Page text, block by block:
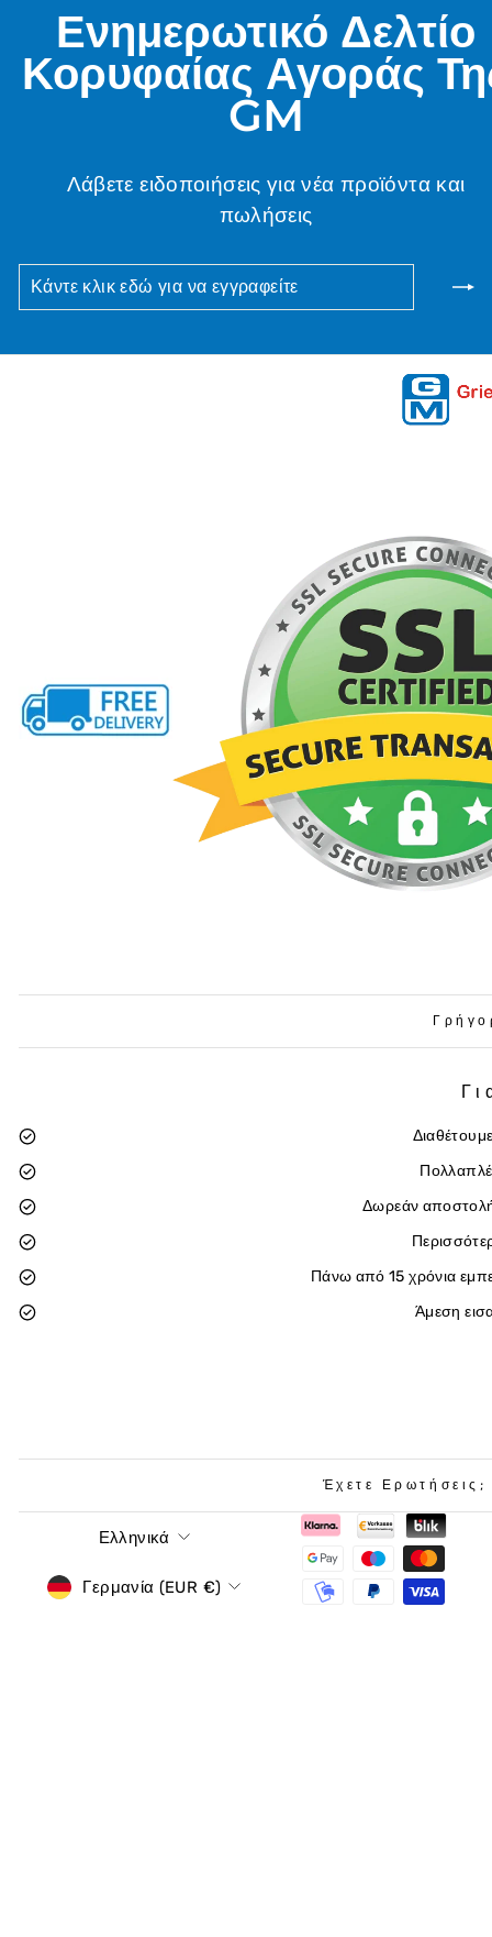
Ενημερωτικό Δελτίο
Κορυφαίας Αγοράς
GM
Λάβετε ειδοποιήσεις για νέα προϊόντα και
πωλήσεις
ΚΛΙΚ
ΕΔΏ
Δωρεάν
Πάνω από 15 χρόνια
Άμεση
Έχετε
Γλώσσα
Ελληνικά
νόμισμα
Γερμανία (EUR €)